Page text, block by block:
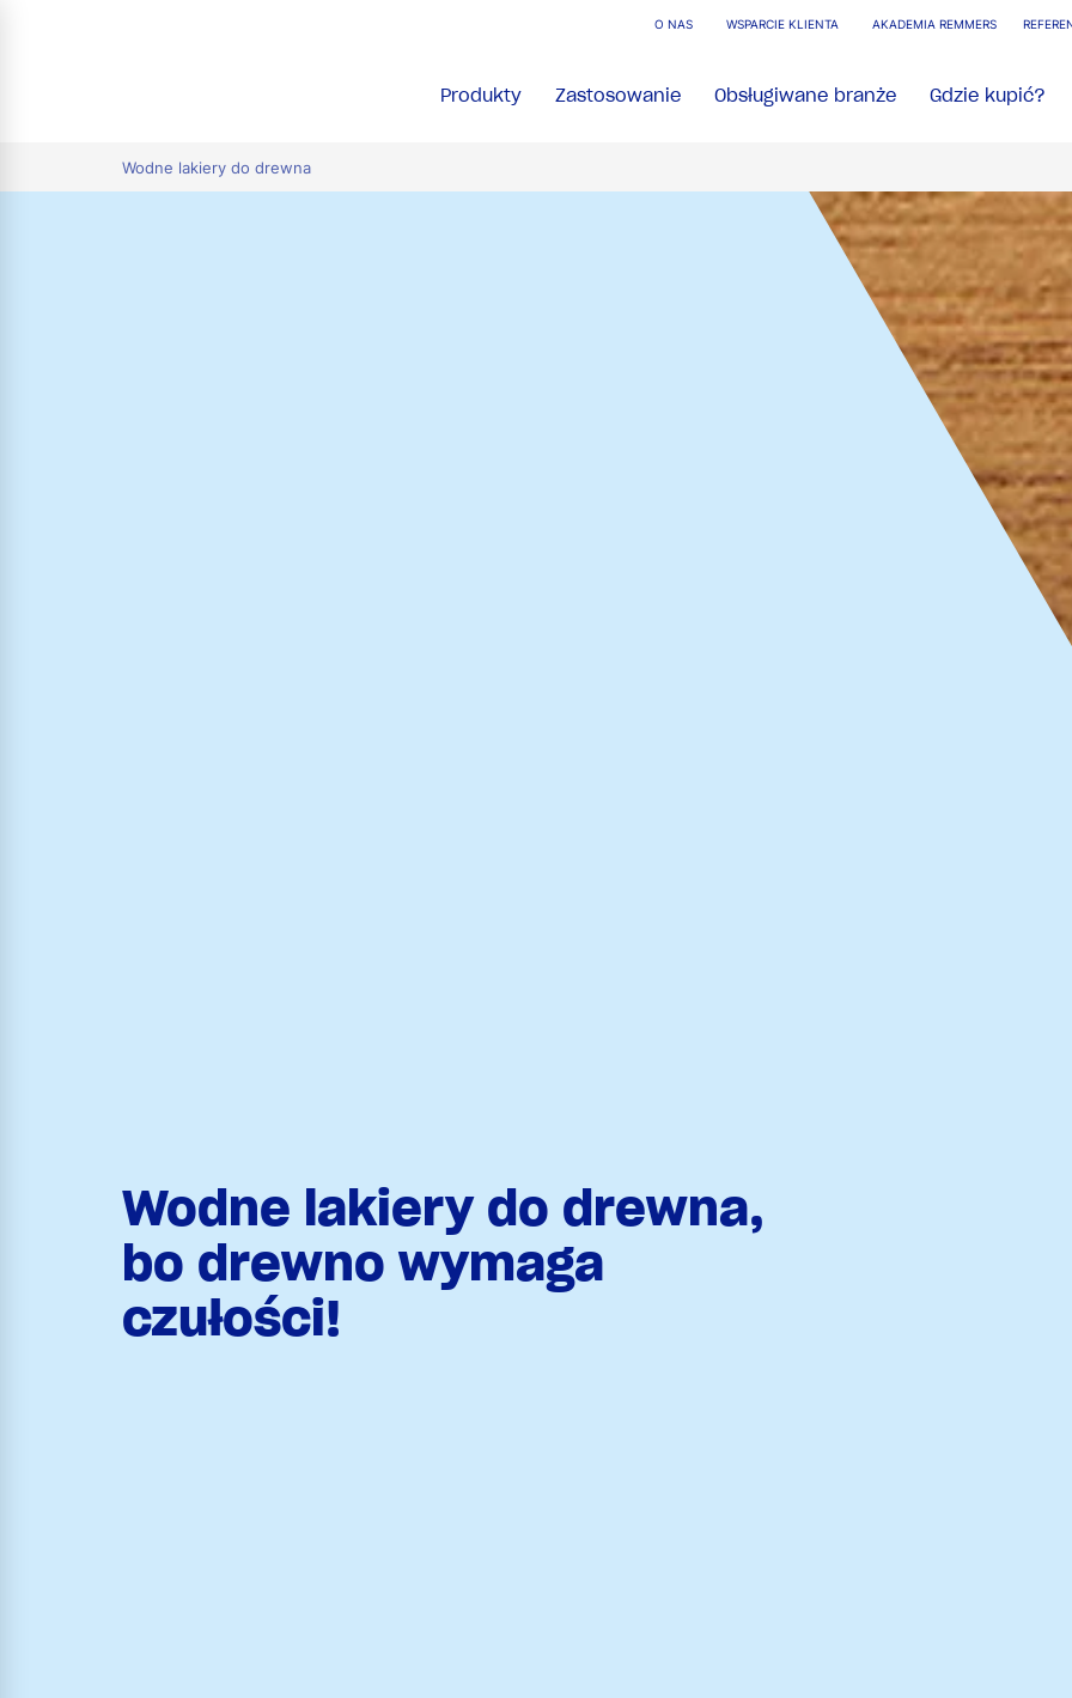
O NAS WSPARCIE KLIENTA AKADEMIA REMMERS
Produkty Zastosowanie Obsługiwane branże Gdzie kupić?
Wodne lakiery do drewna
Wodne lakiery do drewna,
bo drewno wymaga
czułości!